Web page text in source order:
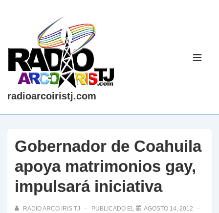
contenido
principal
radioarcoiristj.com
Gobernador de Coahuila
apoya matrimonios gay,
impulsará iniciativa
RADIO ARCO IRIS TJ PUBLICADO EL
AGOSTO 14, 2012